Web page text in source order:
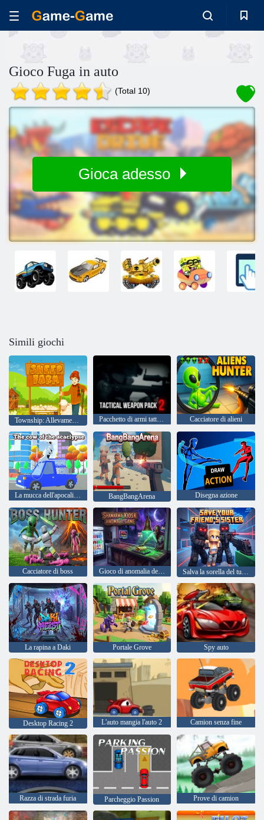
Gioco Fuga in auto
(Total 10)
Gioca adesso
Simili giochi
Township: Allevamento di pecore Pacchetto di armi tattiche 2 Cacciatore di alieni
La mucca dell'apocalisse BangBangArena Disegna azione
Cacciatore di boss Gioco di anomalia del chiosco Shawarma Salva la sorella del tuo amico
La rapina a Daki Portale Grove Spy auto
Desktop Racing 2 L'auto mangia l'auto 2 Camion senza fine
Razza di strada furia Parcheggio Passion Prove di camion